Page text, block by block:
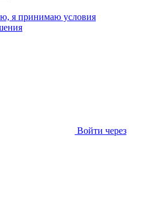
я принимаю условия
Войти через